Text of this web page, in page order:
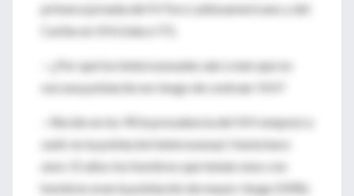
primera jornada del IV Foro Latinoamericano y del
Caribe en VIH/sida e ITS.
—¿Por qué los heterosexuales aún creen que no
son una población en riesgo de contraer VIH?
—Recién en los 90 la prevalencia del VIH empezó a
subir en la población heterosexual. Hasta hace
unos 15 años los hombres que tenían sexo con
hombres eran la población de mayor riesgo (50%).